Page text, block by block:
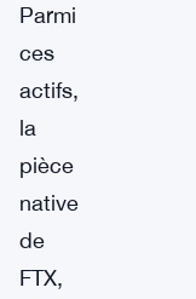
Parmi
ces
actifs,
la
pièce
native
de
FTX,